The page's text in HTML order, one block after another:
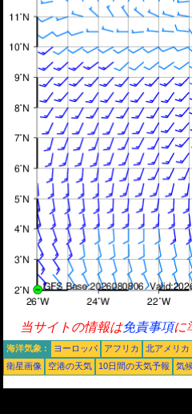
当サイトの情報は免責事項に
海洋気象 : ヨーロッパ アフリカ 北アメリカ
衛星画像
空港の天気 10日間の天気予報 気